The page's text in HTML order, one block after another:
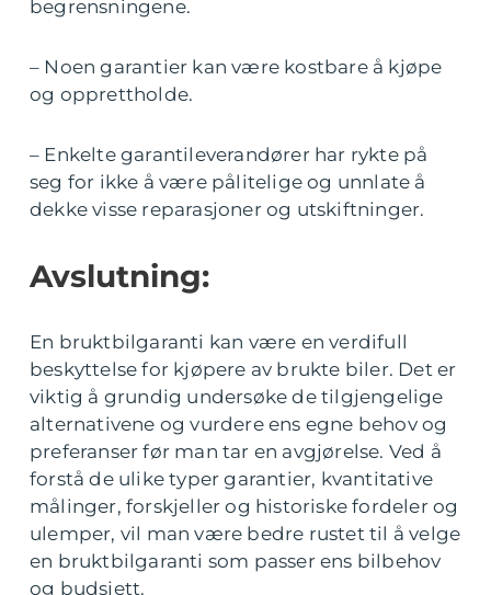
begrensningene.
– Noen garantier kan være kostbare å kjøpe
og opprettholde.
– Enkelte garantileverandører har rykte på
seg for ikke å være pålitelige og unnlate å
dekke visse reparasjoner og utskiftninger.
Avslutning:
En bruktbilgaranti kan være en verdifull
beskyttelse for kjøpere av brukte biler. Det er
viktig å grundig undersøke de tilgjengelige
alternativene og vurdere ens egne behov og
preferanser før man tar en avgjørelse. Ved å
forstå de ulike typer garantier, kvantitative
målinger, forskjeller og historiske fordeler og
ulemper, vil man være bedre rustet til å velge
en bruktbilgaranti som passer ens bilbehov
og budsjett.